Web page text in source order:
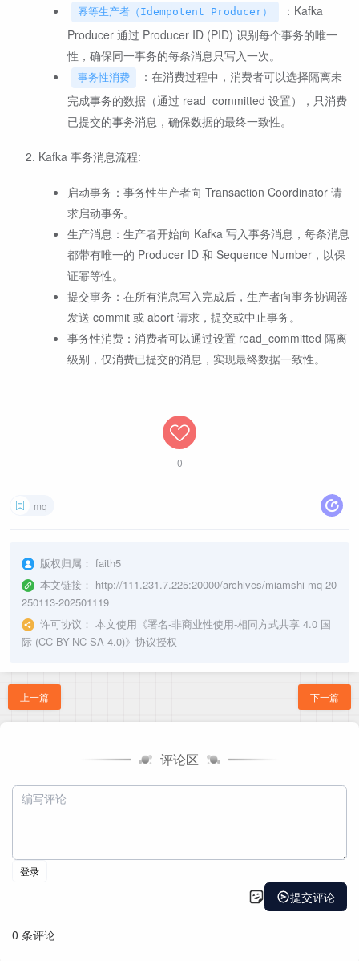
幂等生产者（Idempotent Producer）
：Kafka
Producer 通过 Producer ID (PID) 识别每个事务的唯一
性，确保同一事务的每条消息只写入一次。
事务性消费
：在消费过程中，消费者可以选择隔离未
完成事务的数据（通过 read_committed 设置），只消费
已提交的事务消息，确保数据的最终一致性。
Kafka 事务消息流程:
启动事务：事务性生产者向 Transaction Coordinator 请
求启动事务。
生产消息：生产者开始向 Kafka 写入事务消息，每条消息
都带有唯一的 Producer ID 和 Sequence Number，以保
证幂等性。
提交事务：在所有消息写入完成后，生产者向事务协调器
发送 commit 或 abort 请求，提交或中止事务。
事务性消费：消费者可以通过设置 read_committed 隔离
级别，仅消费已提交的消息，实现最终数据一致性。
0
mq
版权归属： faith5
本文链接： http://111.231.7.225:20000/archives/miamshi-mq-20
250113-202501119
许可协议： 本文使用《署名-非商业性使用-相同方式共享 4.0 国
际 (CC BY-NC-SA 4.0)》协议授权
上一篇 下一篇
评论区